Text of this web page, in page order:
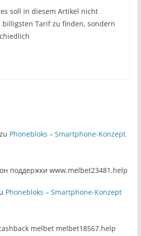
soll in diesem Artikel nicht
Tarif zu finden, sondern
zu Phonebloks – Smartphone-Konzept
поддержки www.melbet23481.help
Phonebloks – Smartphone-Konzept
melbet melbet18567.help